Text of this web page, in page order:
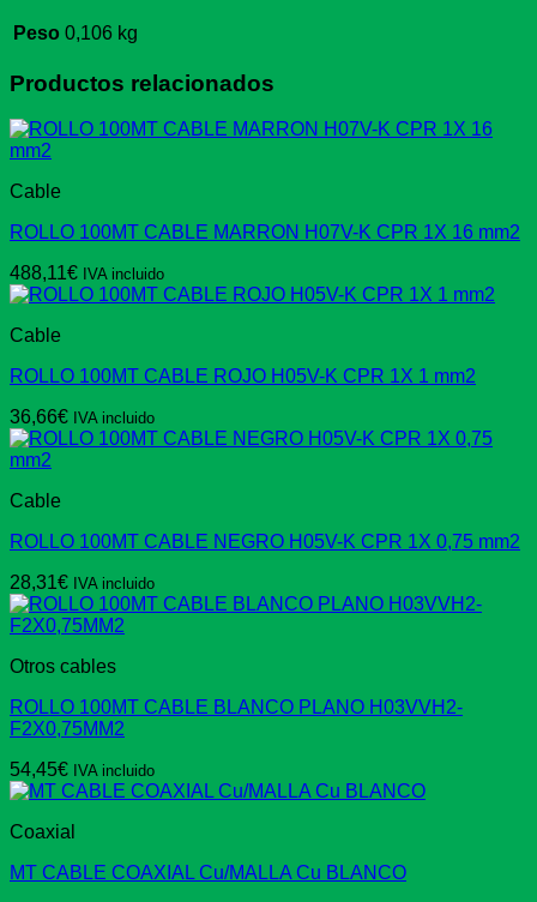
Peso 0,106 kg
Productos relacionados
Cable
ROLLO 100MT CABLE MARRON H07V-K CPR 1X 16 mm2
488,11€ IVA incluido
Cable
ROLLO 100MT CABLE ROJO H05V-K CPR 1X 1 mm2
36,66€ IVA incluido
Cable
ROLLO 100MT CABLE NEGRO H05V-K CPR 1X 0,75 mm2
28,31€ IVA incluido
Otros cables
ROLLO 100MT CABLE BLANCO PLANO H03VVH2-
F2X0,75MM2
54,45€ IVA incluido
Coaxial
MT CABLE COAXIAL Cu/MALLA Cu BLANCO